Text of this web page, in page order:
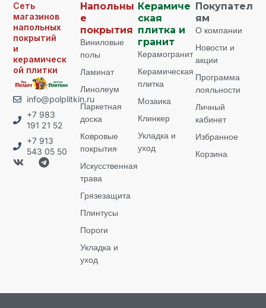
Сеть
магазинов
напольных
покрытий
и
керамическ
ой плитки
info@polplitkin.ru
+7 983
191 21 52
+7 913
543 05 50
Напольны
е
покрытия
Виниловые
полы
Ламинат
Линолеум
Паркетная
доска
Ковровые
покрытия
Искусственная
трава
Грязезащита
Плинтусы
Пороги
Укладка и
уход
Керамиче
ская
плитка и
гранит
Керамогранит
Керамическая
плитка
Мозаика
Клинкер
Укладка и
уход
Покупател
ям
О компании
Новости и
акции
Программа
лояльности
Личный
кабинет
Избранное
Корзина